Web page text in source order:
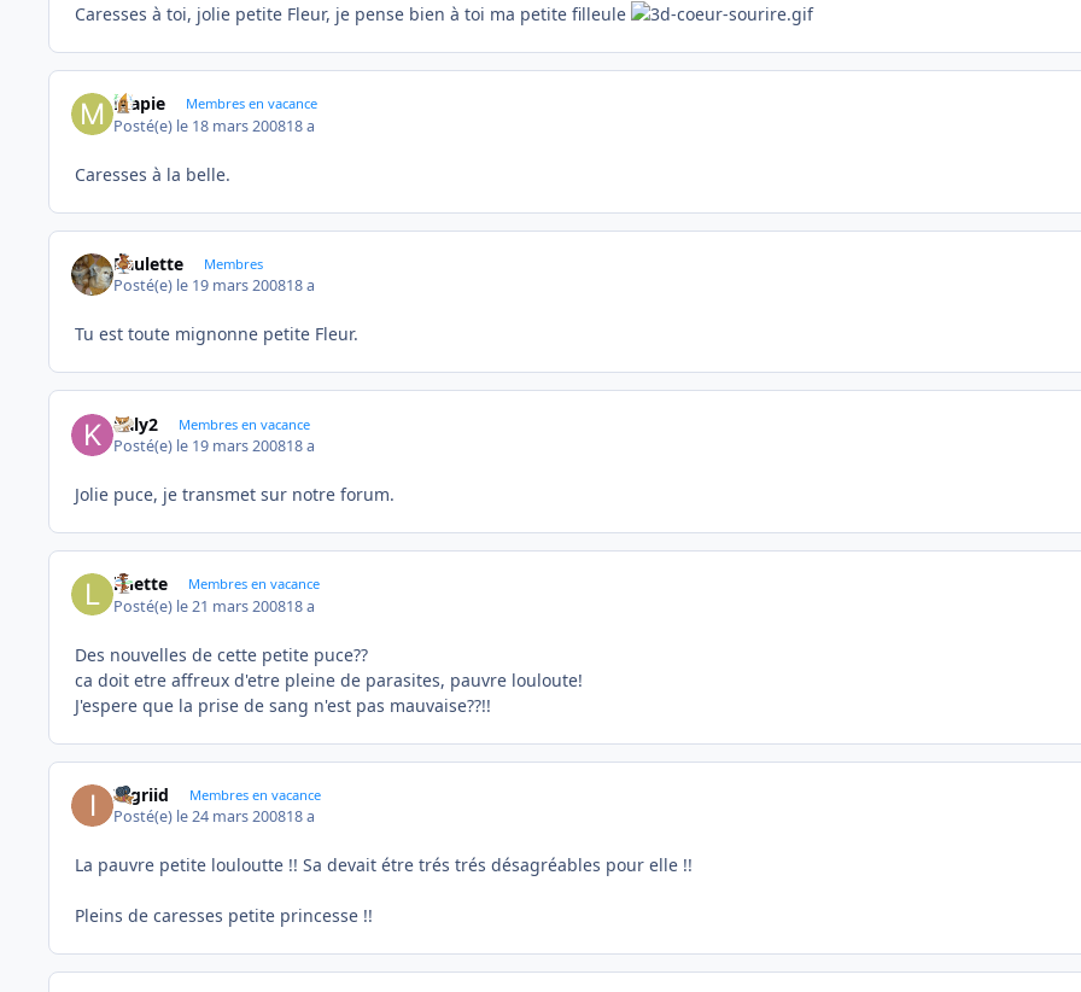
Caresses à toi, jolie petite Fleur, je pense bien à toi ma petite filleule
mapie Membres en vacance
Posté(e) le 18 mars 200818 a
Caresses à la belle.
Paulette Membres
Posté(e) le 19 mars 200818 a
Tu est toute mignonne petite Fleur.
kaly2 Membres en vacance
Posté(e) le 19 mars 200818 a
Jolie puce, je transmet sur notre forum.
linette Membres en vacance
Posté(e) le 21 mars 200818 a
Des nouvelles de cette petite puce??
ca doit etre affreux d'etre pleine de parasites, pauvre louloute!
J'espere que la prise de sang n'est pas mauvaise??!!
Ingriid Membres en vacance
Posté(e) le 24 mars 200818 a
La pauvre petite louloutte !! Sa devait étre trés trés désagréables pour elle !!
Pleins de caresses petite princesse !!